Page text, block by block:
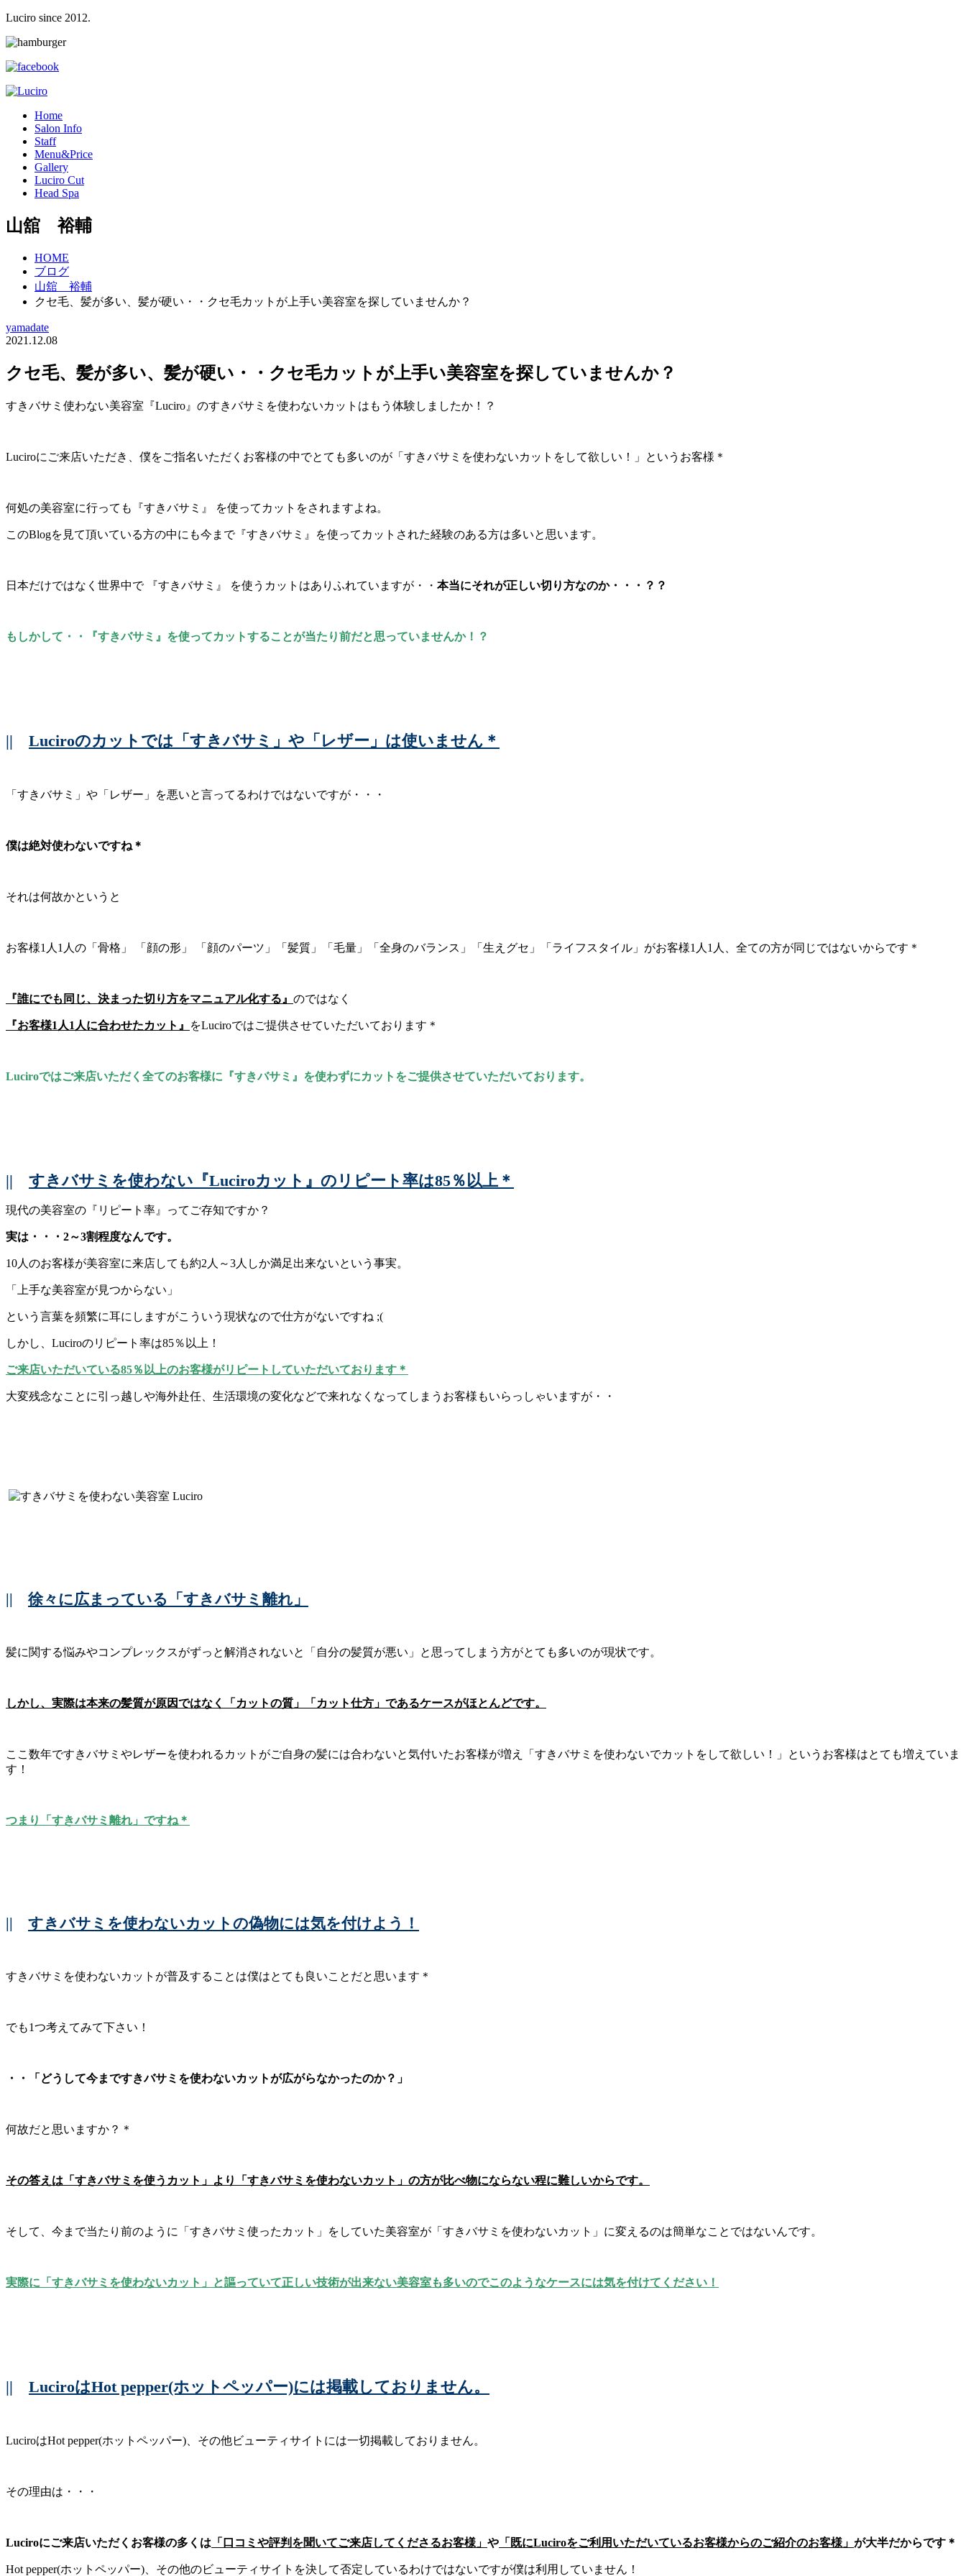
Luciro since 2012.
Home
Salon Info
Staff
Menu&Price
Gallery
Luciro Cut
Head Spa
山舘 裕輔
HOME
ブログ
山舘 裕輔
クセ毛、髪が多い、髪が硬い・・クセ毛カットが上手い美容室を探していませんか？
yamadate
2021.12.08
クセ毛、髪が多い、髪が硬い・・クセ毛カットが上手い美容室を探していませんか？
すきバサミ使わない美容室『Luciro』のすきバサミを使わないカットはもう体験しましたか！？
Luciroにご来店いただき、僕をご指名いただくお客様の中でとても多いのが「すきバサミを使わないカットをして欲しい！」というお客様＊
何処の美容室に行っても『すきバサミ』 を使ってカットをされますよね。
このBlogを見て頂いている方の中にも今まで『すきバサミ』を使ってカットされた経験のある方は多いと思います。
日本だけではなく世界中で 『すきバサミ』 を使うカットはありふれていますが・・ 本当にそれが正しい切り方なのか・・・？？
もしかして・・『すきバサミ』を使ってカットすることが当たり前だと思っていませんか！？
|| Luciroのカットでは「すきバサミ」や「レザー」は使いません＊
「すきバサミ」や「レザー」を悪いと言ってるわけではないですが・・・
僕は絶対使わないですね＊
それは何故かというと
お客様1人1人の「骨格」 「顔の形」 「顔のパーツ」「髪質」「毛量」「全身のバランス」「生えグセ」「ライフスタイル」がお客様1人1人、全ての方が同じではないからです＊
『誰にでも同じ、決まった切り方をマニュアル化する』 のではなく
『お客様1人1人に合わせたカット』 をLuciroではご提供させていただいております＊
Luciroではご来店いただく全てのお客様に『すきバサミ』を使わずにカットをご提供させていただいております。
|| すきバサミを使わない『Luciroカット』のリピート率は85％以上＊
現代の美容室の『リピート率』ってご存知ですか？
実は・・・2～3割程度なんです。
10人のお客様が美容室に来店しても約2人～3人しか満足出来ないという事実。
「上手な美容室が見つからない」
という言葉を頻繁に耳にしますがこういう現状なので仕方がないですね ;(
しかし、Luciroのリピート率は85％以上！
ご来店いただいている85％以上のお客様がリピートしていただいております＊
大変残念なことに引っ越しや海外赴任、生活環境の変化などで来れなくなってしまうお客様もいらっしゃいますが・・
|| 徐々に広まっている「すきバサミ離れ」
髪に関する悩みやコンプレックスがずっと解消されないと「自分の髪質が悪い」と思ってしまう方がとても多いのが現状です。
しかし、実際は本来の髪質が原因ではなく「カットの質」「カット仕方」であるケースがほとんどです。
ここ数年ですきバサミやレザーを使われるカットがご自身の髪には合わないと気付いたお客様が増え「すきバサミを使わないでカットをして欲しい！」というお客様はとても増えていま
す！
つまり「すきバサミ離れ」ですね＊
|| すきバサミを使わないカットの偽物には気を付けよう！
すきバサミを使わないカットが普及することは僕はとても良いことだと思います＊
でも1つ考えてみて下さい！
・・「どうして今まですきバサミを使わないカットが広がらなかったのか？」
何故だと思いますか？＊
その答えは「すきバサミを使うカット」より「すきバサミを使わないカット」の方が比べ物にならない程に難しいからです。
そして、今まで当たり前のように「すきバサミ使ったカット」をしていた美容室が「すきバサミを使わないカット」に変えるのは簡単なことではないんです。
実際に「すきバサミを使わないカット」と謳っていて正しい技術が出来ない美容室も多いのでこのようなケースには気を付けてください！
|| LuciroはHot pepper(ホットペッパー)には掲載しておりません。
LuciroはHot pepper(ホットペッパー)、その他ビューティサイトには一切掲載しておりません。
その理由は・・・
Luciroにご来店いただくお客様の多くは 「口コミや評判を聞いてご来店してくださるお客様」 や 「既にLuciroをご利用いただいているお客様からのご紹介のお客様」 が大半だからです＊
Hot pepper(ホットペッパー)、その他のビューティサイトを決して否定しているわけではないですが僕は利用していません！